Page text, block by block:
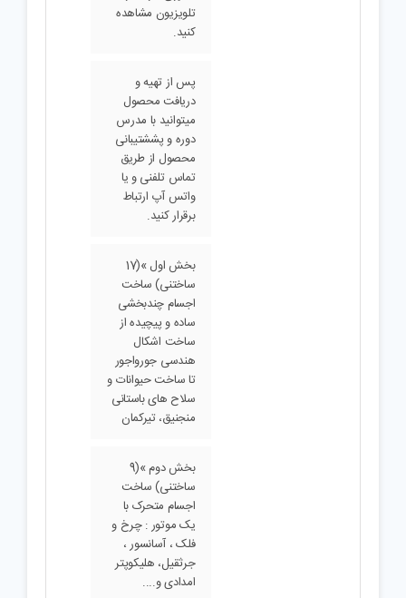
انتقال ویدیوها به
مموری کارت در
پس از تهیه و
دریافت محصول
میتوانید با مدرس
دوره و پششتیبانی
محصول از طریق
تماس تلفنی و یا
برقرار کنید.
بخش اول »(17
ساختنی) ساخت
اجسام چندبخشی
ساده و پیچیده از
ساخت اشکال
هندسی جورواجور
تا ساخت حیوانات و
منجنیق، تیرکمان
بخش دوم »(9
ساختنی) ساخت
اجسام متحرک با
یک موتور : چرخ و
فلک ، آسانسور ،